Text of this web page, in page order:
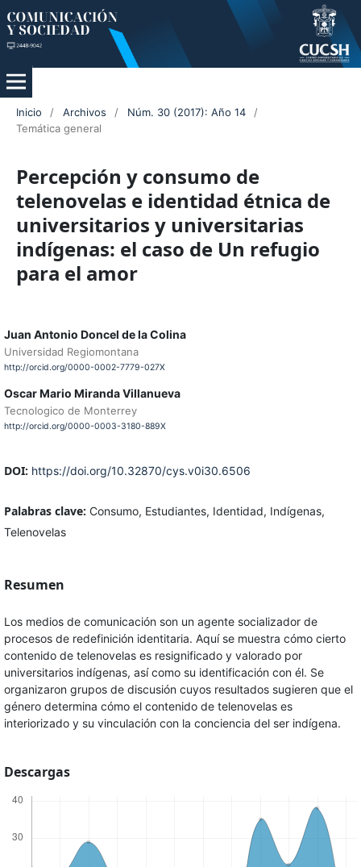
Inicio / Archivos / Núm. 30 (2017): Año 14
/
Temática general
Percepción y consumo de
telenovelas e identidad étnica de
universitarios y universitarias
indígenas: el caso de Un refugio
para el amor
Juan Antonio Doncel de la Colina
Universidad Regiomontana
http://orcid.org/0000-0002-7779-027X
Oscar Mario Miranda Villanueva
Tecnologico de Monterrey
http://orcid.org/0000-0003-3180-889X
DOI: https://doi.org/10.32870/cys.v0i30.6506
Palabras clave: Consumo, Estudiantes, Identidad, Indígenas,
Telenovelas
Resumen
Los medios de comunicación son un agente socializador de
procesos de redefinición identitaria. Aquí se muestra cómo cierto
contenido de telenovelas es resignificado y valorado por
universitarios indígenas, así como su identificación con él. Se
organizaron grupos de discusión cuyos resultados sugieren que el
género determina cómo el contenido de telenovelas es
interiorizado y su vinculación con la conciencia del ser indígena.
Descargas